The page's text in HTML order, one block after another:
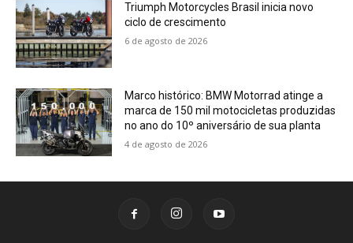
Triumph Motorcycles Brasil inicia novo
ciclo de crescimento
6 de agosto de 2026
Marco histórico: BMW Motorrad atinge a
marca de 150 mil motocicletas produzidas
no ano do 10º aniversário de sua planta
4 de agosto de 2026